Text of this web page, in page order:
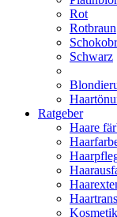
Rot
Rotbraun
Schwarz
Ratgeber
Haare